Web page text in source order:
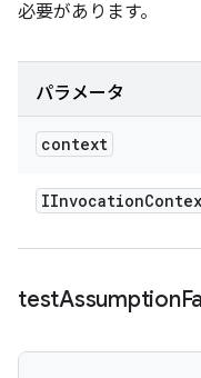
必要があります。
パラメータ
context
IInvocation
testAssumption